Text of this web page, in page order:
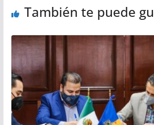
También te puede